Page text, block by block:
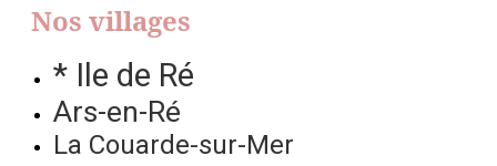
Nos villages
* Ile de Ré
Ars-en-Ré
La Couarde-sur-Mer